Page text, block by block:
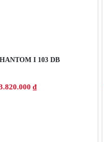
I 103 DB
₫